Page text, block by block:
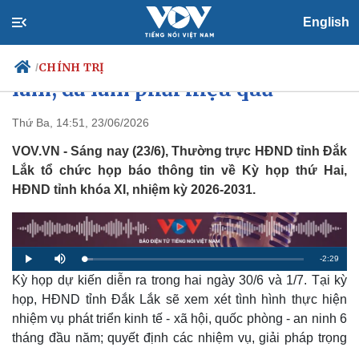
English
/CHÍNH TRỊ
Chính trị
Đảng
Tổ chức nhân sự
Nhận diện sự thật
Xã hội
Tin 24h
Dự báo thời tiết
Dấu ấn VOV
Việc làm
Biển đảo
HĐND tỉnh Đắk Lắk: Đã nói phải
làm, đã làm phải hiệu quả
Thứ Ba, 14:51, 23/06/2026
VOV.VN - Sáng nay (23/6), Thường trực HĐND tỉnh Đắk
Lắk tổ chức họp báo thông tin về Kỳ họp thứ Hai,
HĐND tỉnh khóa XI, nhiệm kỳ 2026-2031.
P
l
M
u
t
e
L
o
a
d
e
d
4
.
0
9
R
e
-2:29
Kỳ họp dự kiến diễn ra trong hai ngày 30/6 và 1/7. Tại kỳ
họp, HĐND tỉnh Đắk Lắk sẽ xem xét tình hình thực hiện
nhiệm vụ phát triển kinh tế - xã hội, quốc phòng - an ninh 6
tháng đầu năm; quyết định các nhiệm vụ, giải pháp trọng